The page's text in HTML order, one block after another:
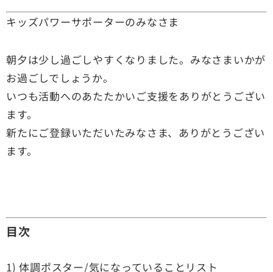
キッズパワーサポーターのみなさま
朝夕は少し過ごしやすくなりました。みなさまいかが
お過ごしでしょうか。
いつも活動へのあたたかいご支援をありがとうござい
ます。
新たにご登録いただいたみなさま、ありがとうござい
ます。
目次
1) 体調ポスター/気になっていることリスト